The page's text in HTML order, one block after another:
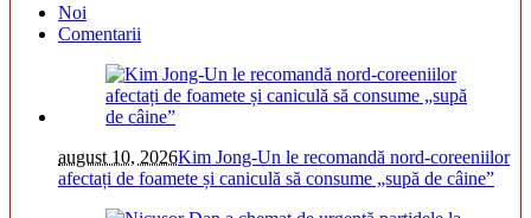
Noi
Comentarii
august 10, 2026Kim Jong-Un le recomandă nord-coreeniilor
afectați de foamete și caniculă să consume „supă de câine”